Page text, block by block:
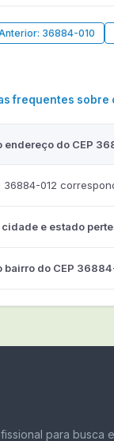
36884-010
frequentes sobre
endereço do CEP
36884-012
cidade e estado
bairro do CEP
para busca